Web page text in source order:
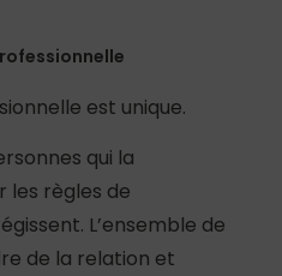
est unique.
qui la
les règles de
L’ensemble de
de la relation et